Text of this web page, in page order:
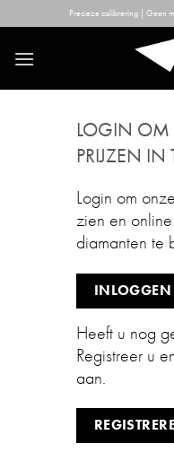
to
content
Precieze calibrering | Geen
LOGIN
PRIJZEN IN
Login om onze
zien en
diamanten te
INLOGGEN
Heeft u nog
Registreer u
aan.